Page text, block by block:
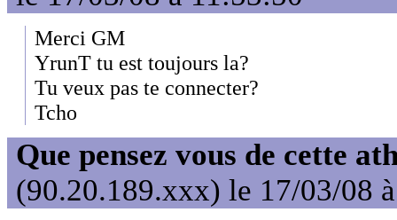
Merci GM
YrunT tu est toujours la?
Tu veux pas te connecter?
Tcho
Que pensez vous de cette
(90.20.189.xxx) le 17/03/08